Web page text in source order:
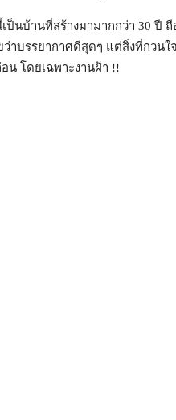
ป็นบ้านที่สร้างมามากกว่า 30 ปี
ว่าบรรยากาศดีสุดๆ แต่สิ่งที่กวน
น โดยเฉพาะงานฝ้า !!